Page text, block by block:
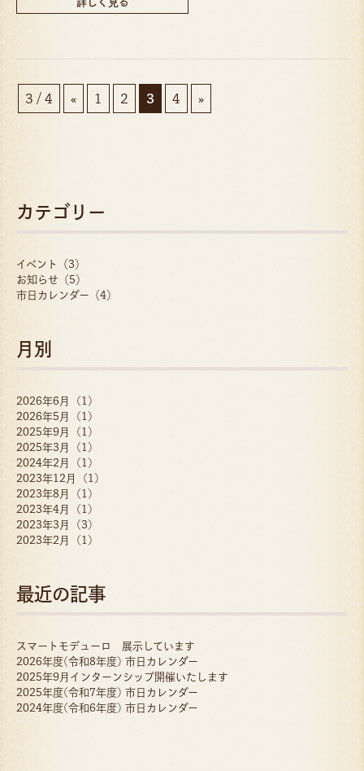
詳しく見る
3 / 4 « 1 2 3 4 »
カテゴリー
イベント（3）
お知らせ（5）
市日カレンダー（4）
月別
2026年6月 (1)
2026年5月 (1)
2025年9月 (1)
2025年3月 (1)
2024年2月 (1)
2023年12月 (1)
2023年8月 (1)
2023年4月 (1)
2023年3月 (3)
2023年2月 (1)
最近の記事
スマートモデューロ 展示しています
2026年度(令和8年度) 市日カレンダー
2025年9月インターンシップ開催いたします
2025年度(令和7年度) 市日カレンダー
2024年度(令和6年度) 市日カレンダー